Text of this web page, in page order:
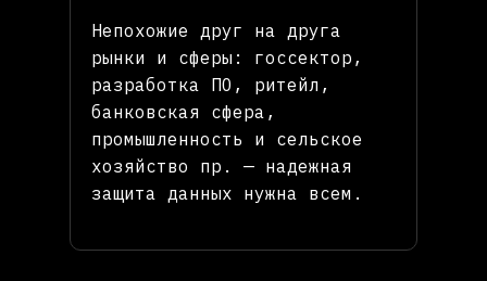
Непохожие друг на друга
рынки и сферы: госсектор,
разработка ПО, ритейл,
банковская сфера,
промышленность и сельское
хозяйство пр. — надежная
защита данных нужна всем.